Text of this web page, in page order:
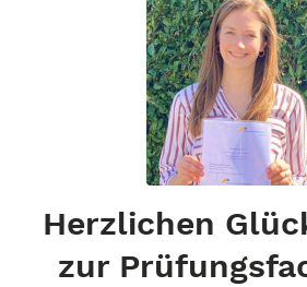
Herzlichen
zur